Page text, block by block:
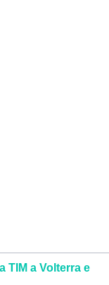
TIM a Volterra e